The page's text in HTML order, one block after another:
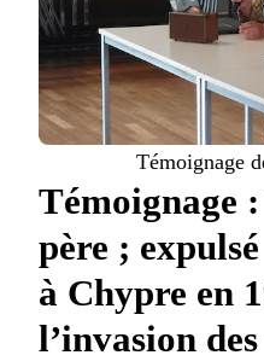
Témoignage
Témoignage
père ;
à Chypre en
l’invasion